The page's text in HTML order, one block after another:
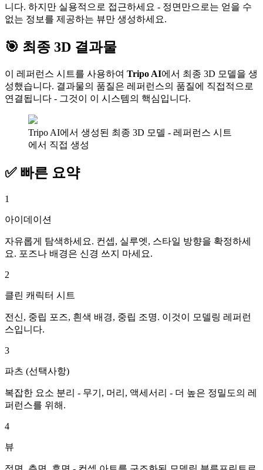
니다. 하지만 실용적으로 접근하세요 - 정면만으로는 얻을 수
없는 정보를 제공하는 뷰만 생성하세요.
🎯 최종 3D 결과물
이 레퍼런스 시트를 사용하여 Tripo AI에서 최종 3D 모델을 생
성했습니다. 결과물의 품질은 레퍼런스의 품질에 직접적으로
연결됩니다 - 그것이 이 시스템의 핵심입니다.
Tripo AI에서 생성된 최종 3D 모델 - 레퍼런스 시트
에서 직접 생성
✅ 빠른 요약
1
아이데이션
자유롭게 탐색하세요. 컨셉, 실루엣, 스타일 방향을 확정하세
요. 포즈나 배경은 신경 쓰지 마세요.
2
클린 캐릭터 시트
전신, 중립 포즈, 흰색 배경, 중립 조명. 이것이 모델링 레퍼런
스입니다.
3
파츠 (선택사항)
복잡한 요소 분리 - 무기, 머리, 액세서리 - 더 높은 정밀도의 레
퍼런스를 위해.
4
뷰